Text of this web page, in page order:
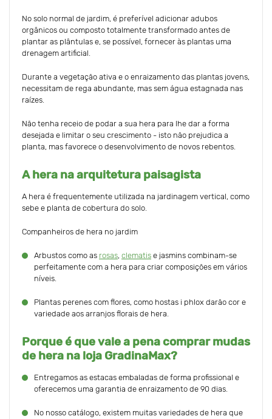
No solo normal de jardim, é preferível adicionar adubos
orgânicos ou composto totalmente transformado antes de
plantar as plântulas e, se possível, fornecer às plantas uma
drenagem artificial.
Durante a vegetação ativa e o enraizamento das plantas jovens,
necessitam de rega abundante, mas sem água estagnada nas
raízes.
Não tenha receio de podar a sua hera para lhe dar a forma
desejada e limitar o seu crescimento - isto não prejudica a
planta, mas favorece o desenvolvimento de novos rebentos.
A hera na arquitetura paisagista
A hera é frequentemente utilizada na jardinagem vertical, como
sebe e planta de cobertura do solo.
Companheiros de hera no jardim
Arbustos como as rosas, clematis e jasmins combinam-se
perfeitamente com a hera para criar composições em vários
níveis.
Plantas perenes com flores, como hostas i phlox darão cor e
variedade aos arranjos florais de hera.
Porque é que vale a pena comprar mudas
de hera na loja GradinaMax?
Entregamos as estacas embaladas de forma profissional e
oferecemos uma garantia de enraizamento de 90 dias.
No nosso catálogo, existem muitas variedades de hera que